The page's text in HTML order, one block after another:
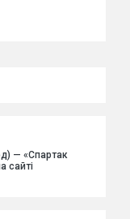
— «Спартак
сайті